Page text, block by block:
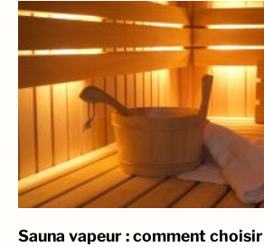
Sauna vapeur : comment choisir